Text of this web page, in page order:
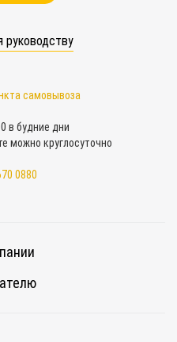
руководству
самовывоза
в будние дни
можно круглосуточно
0880